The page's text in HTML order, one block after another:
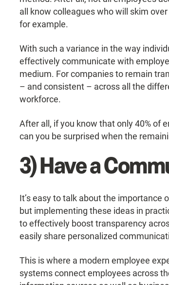
all know colleagues who will skim
for example.
With such a variance in the way
effectively communicate with
medium. For companies to remain
– and consistent – across all the
workforce.
After all, if you know that only 40% of
can you be surprised when the
3) Have a
It’s easy to talk about the
but implementing these ideas in
to effectively boost transparency
easily share personalized
This is where a modern employee
systems connect employees across